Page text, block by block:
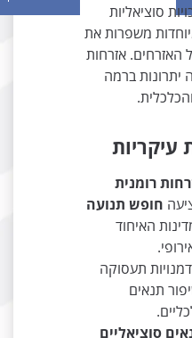
משפרות את
אזרחות
ברמה
רומנית
תנועה
האיחוד
תעסוקה